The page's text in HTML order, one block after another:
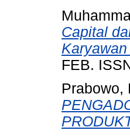
Capital
FEB.
Prabowo,